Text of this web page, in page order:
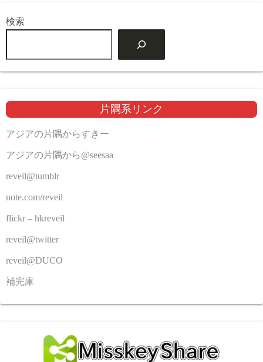
検索
片隅系リンク
アジアの片隅からすきー
アジアの片隅から@seesaa
reveil@tumblr
note.com/reveil
flickr – hkreveil
reveil@twitter
reveil@DUCO
補完庫